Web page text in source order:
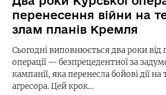
перенесення війни на
злам планів Кремля
Сьогодні виповнюється два роки від
операції — безпрецедентної за
кампанії, яка перенесла бойові дії
агресора. Цей крок…